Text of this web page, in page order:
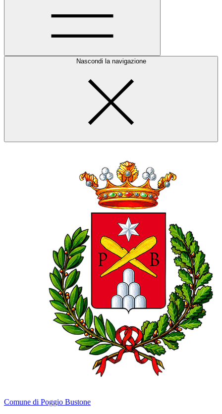
Nascondi la navigazione
Comune di Poggio Bustone